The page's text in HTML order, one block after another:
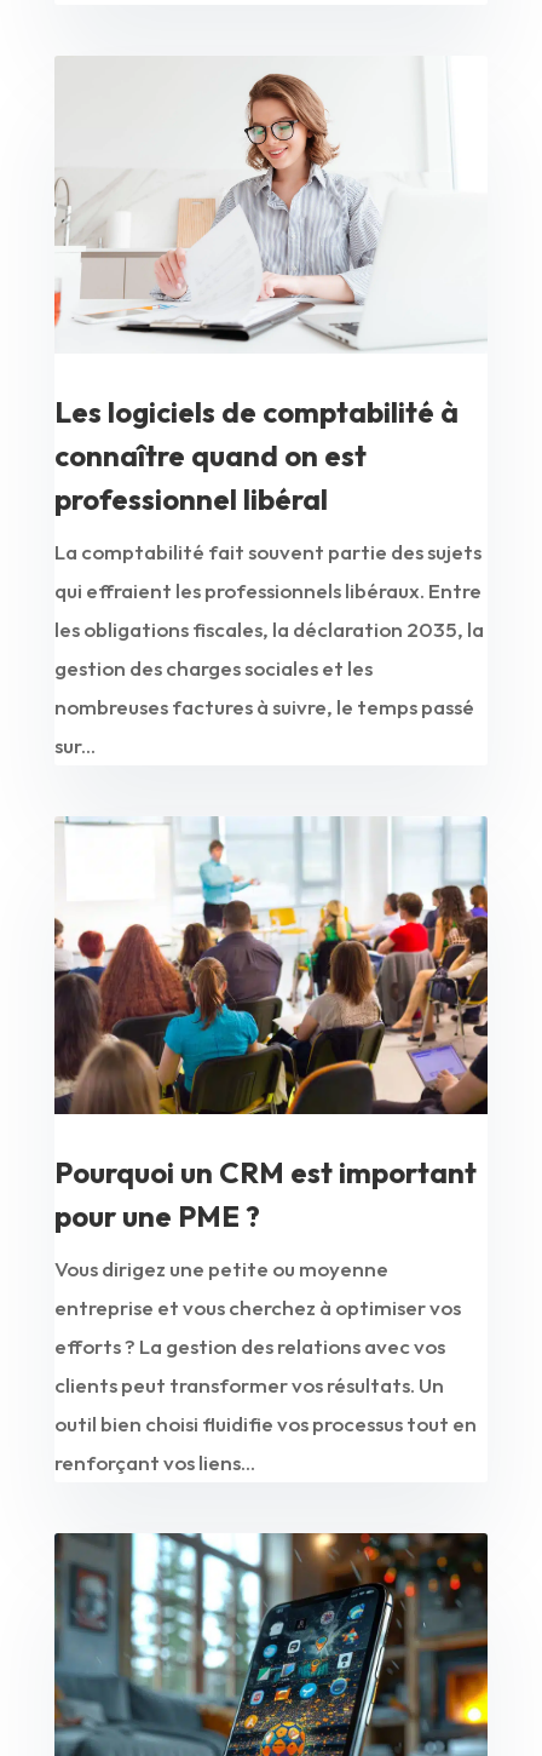
Les logiciels de comptabilité à
connaître quand on est
professionnel libéral
La comptabilité fait souvent partie des sujets
qui effraient les professionnels libéraux. Entre
les obligations fiscales, la déclaration 2035, la
gestion des charges sociales et les
nombreuses factures à suivre, le temps passé
sur...
Pourquoi un CRM est important
pour une PME ?
Vous dirigez une petite ou moyenne
entreprise et vous cherchez à optimiser vos
efforts ? La gestion des relations avec vos
clients peut transformer vos résultats. Un
outil bien choisi fluidifie vos processus tout en
renforçant vos liens...